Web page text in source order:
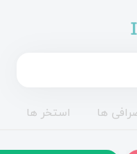
ها استخر ها